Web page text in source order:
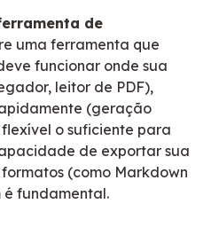
de
uma ferramenta que
funcionar onde sua
leitor de PDF),
(geração
o suficiente para
de exportar sua
(como Markdown
fundamental.